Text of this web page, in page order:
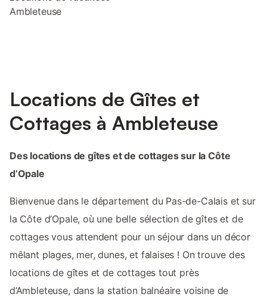
Ambleteuse
Locations de Gîtes et
Cottages à Ambleteuse
Des locations de gîtes et de cottages sur la Côte
d’Opale
Bienvenue dans le département du Pas-de-Calais et sur
la Côte d’Opale, où une belle sélection de gîtes et de
cottages vous attendent pour un séjour dans un décor
mêlant plages, mer, dunes, et falaises ! On trouve des
locations de gîtes et de cottages tout près
d’Ambleteuse, dans la station balnéaire voisine de